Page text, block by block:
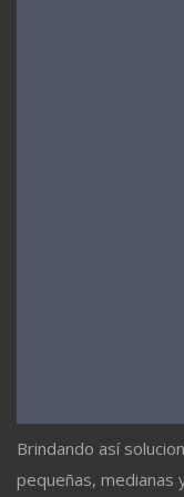
Brindando así
pequeñas,